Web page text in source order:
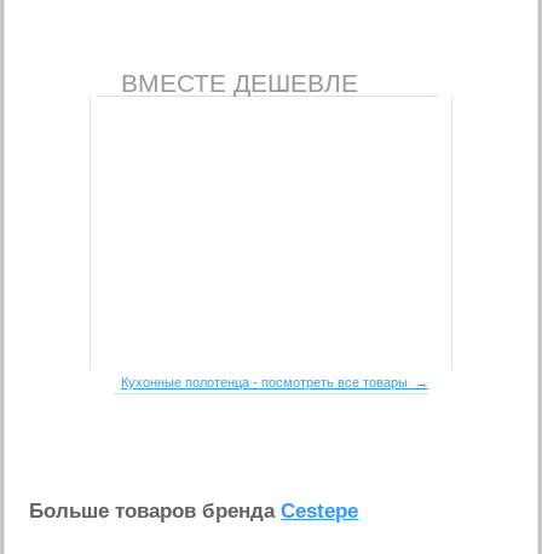
ВМЕСТЕ ДЕШЕВЛЕ
Кухонные полотенца - посмотреть все товары →
Больше товаров брендаCestepe